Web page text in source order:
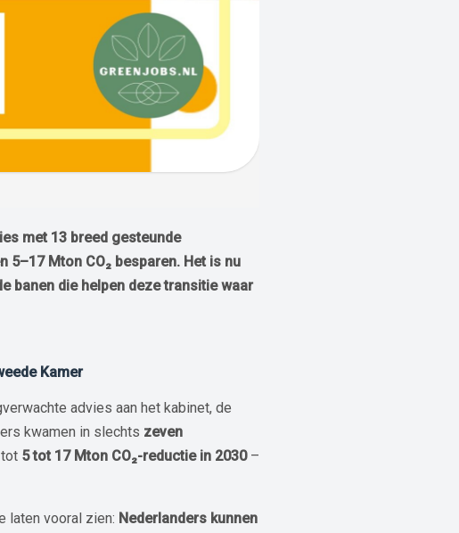
met 13 breed gesteunde
Mton CO₂ besparen. Het is nu
banen die helpen deze transitie waar
Kamer
advies aan het kabinet, de
kwamen in slechts zeven
5 tot 17 Mton CO₂-reductie in 2030–
laten vooral zien: Nederlanders kunnen